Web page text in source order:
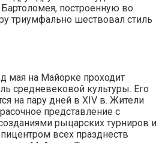
построенную во
триумфально шествовал стиль
мая на Майорке проходит
средневековой культуры. Его
на пару дней в XIV в. Жители
представление с
рыцарских турниров и
всех празднеств